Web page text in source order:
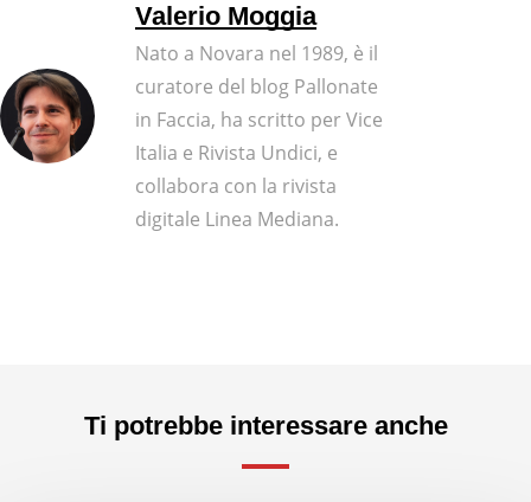
Valerio Moggia
Nato a Novara nel 1989, è il
curatore del blog Pallonate
in Faccia, ha scritto per Vice
Italia e Rivista Undici, e
collabora con la rivista
digitale Linea Mediana.
Ti potrebbe interessare anche